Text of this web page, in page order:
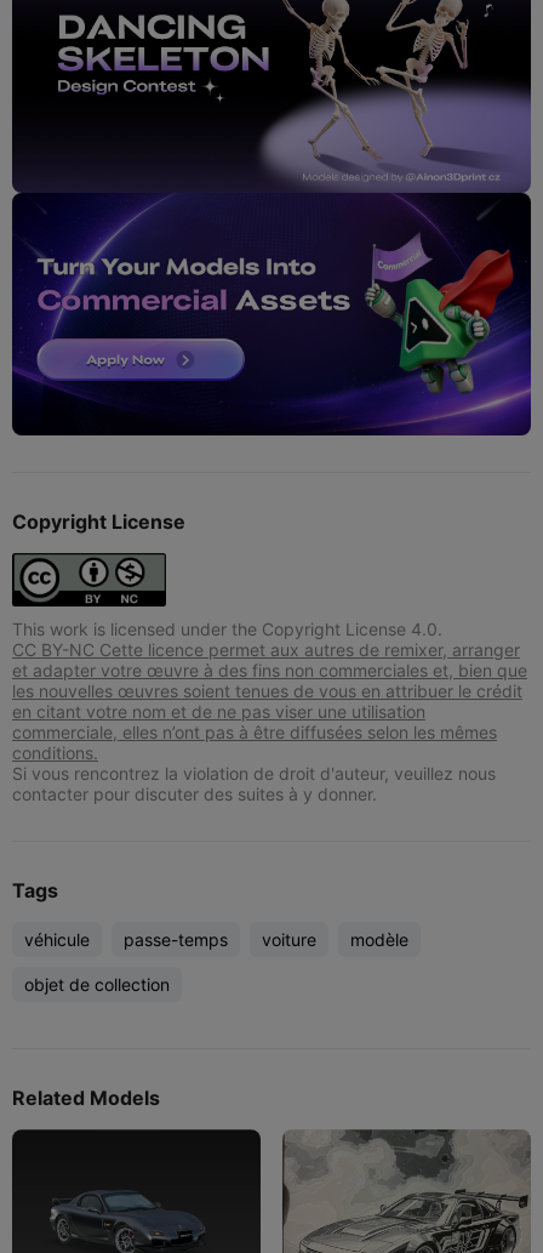
Copyright License
This work is licensed under the Copyright License 4.0.
CC BY-NC Cette licence permet aux autres de remixer, arranger
et adapter votre œuvre à des fins non commerciales et, bien que
les nouvelles œuvres soient tenues de vous en attribuer le crédit
en citant votre nom et de ne pas viser une utilisation
commerciale, elles n’ont pas à être diffusées selon les mêmes
conditions.
Si vous rencontrez la violation de droit d'auteur, veuillez nous
contacter pour discuter des suites à y donner.
Tags
véhicule passe-temps voiture modèle
objet de collection
Related Models